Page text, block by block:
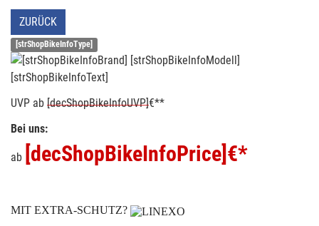
ZURÜCK
[strShopBikeInfoType]
[strShopBikeInfoText]
UVP ab [decShopBikeInfoUVP]€**
Bei uns:
ab [decShopBikeInfoPrice] €*
MIT EXTRA-SCHUTZ?